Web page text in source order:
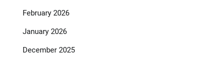
February 2026
January 2026
December 2025